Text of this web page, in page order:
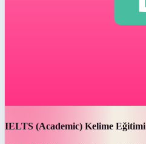
IELTS (Academic) Kelime Eğitimi